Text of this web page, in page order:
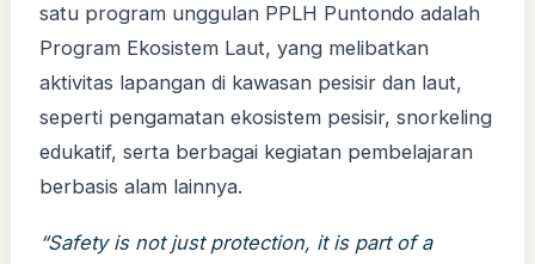
satu program unggulan PPLH Puntondo adalah
Program Ekosistem Laut, yang melibatkan
aktivitas lapangan di kawasan pesisir dan laut,
seperti pengamatan ekosistem pesisir, snorkeling
edukatif, serta berbagai kegiatan pembelajaran
berbasis alam lainnya.
“Safety is not just protection, it is part of a